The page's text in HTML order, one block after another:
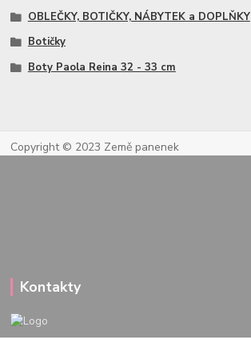
OBLEČKY, BOTIČKY, NÁBYTEK a DOPLŇKY
Botičky
Boty Paola Reina 32 - 33 cm
Copyright © 2023 Země panenek
Kontakty